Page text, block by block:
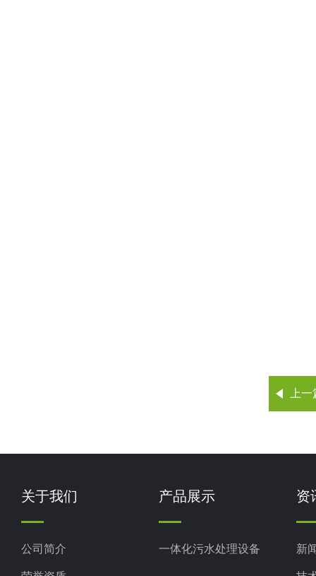
上
关于我们
公司简介
产品展示
一体化污水处理设备
资
新